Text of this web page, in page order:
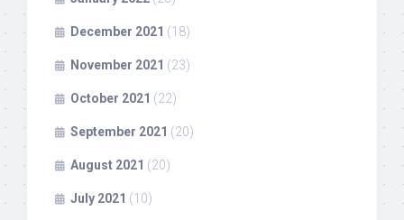
December 2021 (18)
November 2021 (23)
October 2021 (22)
September 2021 (20)
August 2021 (20)
July 2021 (10)